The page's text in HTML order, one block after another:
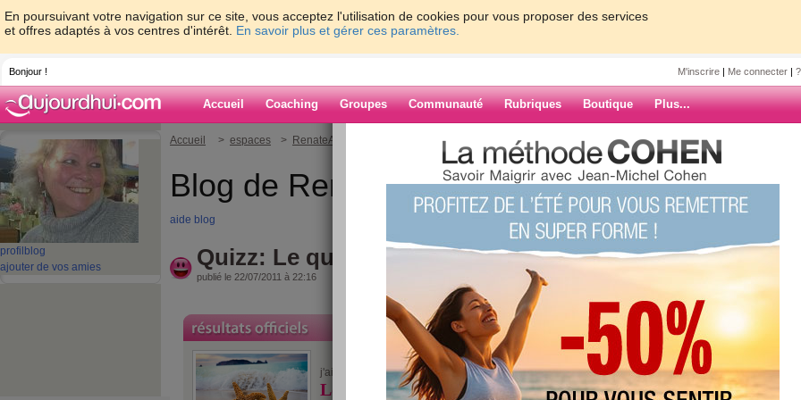
En poursuivant votre navigation sur ce site, vous acceptez l'utilisation de cookies pour vous proposer des services
et offres adaptés à vos centres d'intérêt. En savoir plus et gérer ces paramètres.
Bonjour ! M'inscrire | Me connecter |
Accueil Coaching Groupes Communauté Rubriques Boutique Plus...
profil blog
ajouter de vos amies
Accueil > espaces > RenateA > Quizz: Le quizz spécial plage !
Blog de RenateA
aide blog
Quizz: Le quizz spécial plage !
publié le 22/07/2011 à 22:16
j'ai fait 10/10 au quizz
Le quizz spécial plage
ARCHIVES